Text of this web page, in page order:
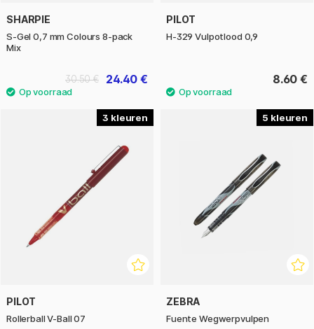
SHARPIE
S-Gel 0,7 mm Colours 8-pack
Mix
24.40 €
30.50 €
PILOT
H-329 Vulpotlood 0,9
8.60 €
3
PILOT
Rollerball V-Ball 07
5
ZEBRA
Fuente Wegwerpvulpen